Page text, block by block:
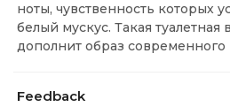
ноты, чувственность которых
белый мускус. Такая туалетная
дополнит образ
Feedback